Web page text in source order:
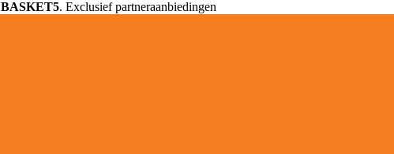
BASKET5. Exclusief partneraanbiedingen